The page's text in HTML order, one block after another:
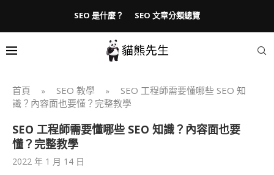
SEO 是什麼？ SEO 文章分類總覽
首頁 » SEO 教學 »
SEO 工程師需要懂哪些 SEO 知
識？內容面也要懂？完整教學
SEO 工程師需要懂哪些 SEO 知識？內容面也要
懂？完整教學
2022 年 1 月 14 日